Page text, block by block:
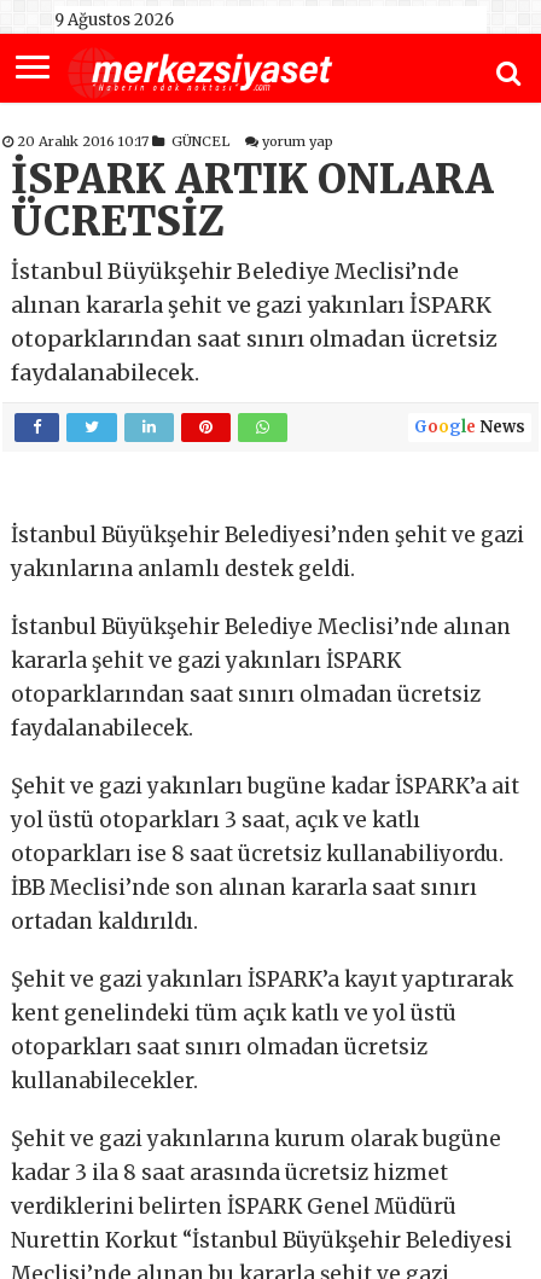
9 Ağustos 2026
20 Aralık 2016 10:17 GÜNCEL yorum yap
İSPARK ARTIK ONLARA
ÜCRETSİZ
İstanbul Büyükşehir Belediye Meclisi’nde
alınan kararla şehit ve gazi yakınları İSPARK
otoparklarından saat sınırı olmadan ücretsiz
faydalanabilecek.
Google News
İstanbul Büyükşehir Belediyesi’nden şehit ve gazi
yakınlarına anlamlı destek geldi.
İstanbul Büyükşehir Belediye Meclisi’nde alınan
kararla şehit ve gazi yakınları İSPARK
otoparklarından saat sınırı olmadan ücretsiz
faydalanabilecek.
Şehit ve gazi yakınları bugüne kadar İSPARK’a ait
yol üstü otoparkları 3 saat, açık ve katlı
otoparkları ise 8 saat ücretsiz kullanabiliyordu.
İBB Meclisi’nde son alınan kararla saat sınırı
ortadan kaldırıldı.
Şehit ve gazi yakınları İSPARK’a kayıt yaptırarak
kent genelindeki tüm açık katlı ve yol üstü
otoparkları saat sınırı olmadan ücretsiz
kullanabilecekler.
Şehit ve gazi yakınlarına kurum olarak bugüne
kadar 3 ila 8 saat arasında ücretsiz hizmet
verdiklerini belirten İSPARK Genel Müdürü
Nurettin Korkut “İstanbul Büyükşehir Belediyesi